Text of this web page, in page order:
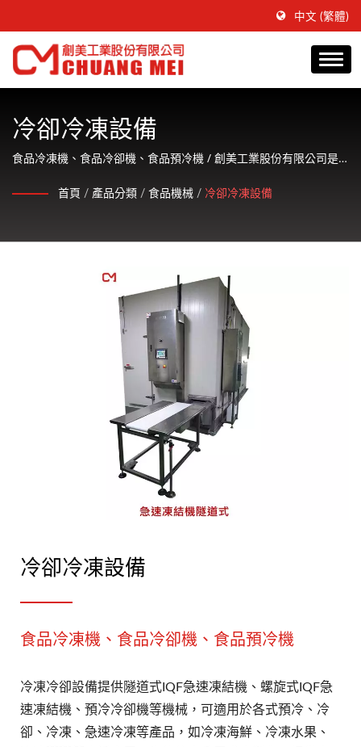
中文 (繁體)
冷卻冷凍設備
食品冷凍機、食品冷卻機、食品預冷機 / 創美工業股份有限公司是
首頁 / 產品分類 / 食品機械 / 冷卻冷凍設備
冷卻冷凍設備
食品冷凍機、食品冷卻機、食品預冷機
冷凍冷卻設備提供隧道式IQF急速凍結機、螺旋式IQF急
速凍結機、預冷冷卻機等機械，可適用於各式預冷、冷
卻、冷凍、急速冷凍等產品，如冷凍海鮮、冷凍水果、